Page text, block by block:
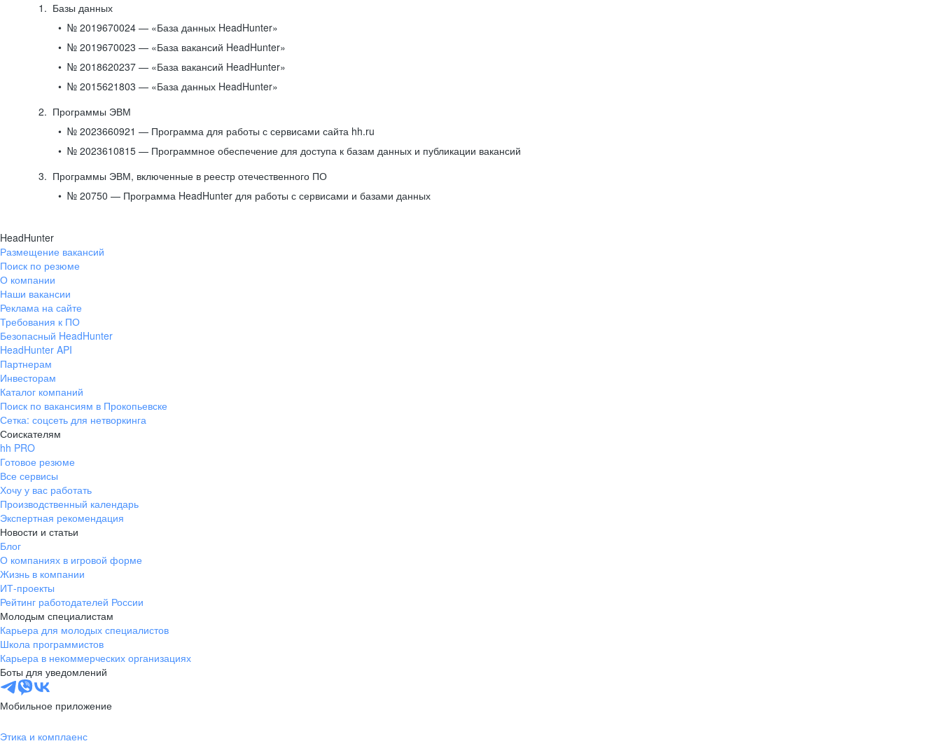
Базы данных
№ 2019670024 — «База данных HeadHunter»
№ 2019670023 — «База вакансий HeadHunter»
№ 2018620237 — «База вакансий HeadHunter»
№ 2015621803 — «База данных HeadHunter»
Программы ЭВМ
№ 2023660921 — Программа для работы с сервисами сайта hh.ru
№ 2023610815 — Программное обеспечение для доступа к базам данных и публикации вакансий
Программы ЭВМ, включенные в реестр отечественного ПО
№ 20750 — Программа HeadHunter для работы с сервисами и базами данных
HeadHunter
Размещение вакансий
Поиск по резюме
О компании
Наши вакансии
Реклама на сайте
Требования к ПО
Безопасный HeadHunter
HeadHunter API
Партнерам
Инвесторам
Каталог компаний
Поиск по вакансиям в Прокопьевске
Сетка: соцсеть для нетворкинга
Соискателям
hh PRO
Готовое резюме
Все сервисы
Хочу у вас работать
Производственный календарь
Экспертная рекомендация
Новости и статьи
Блог
О компаниях в игровой форме
Жизнь в компании
ИТ-проекты
Рейтинг работодателей России
Молодым специалистам
Карьера для молодых специалистов
Школа программистов
Карьера в некоммерческих организациях
Боты для уведомлений
Мобильное приложение
Этика и комплаенс